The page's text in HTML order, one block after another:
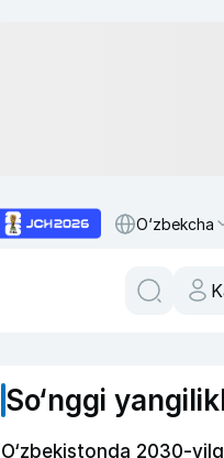
O‘zbekcha
So‘nggi
O‘zbekistonda 2030-